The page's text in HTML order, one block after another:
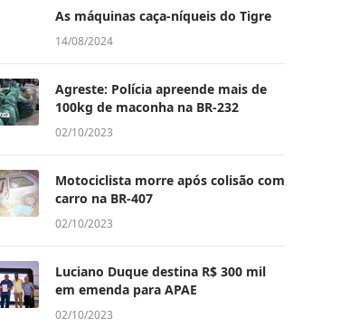
As máquinas caça-níqueis do Tigre
14/08/2024
Agreste: Polícia apreende mais de
100kg de maconha na BR-232
02/10/2023
Motociclista morre após colisão com
carro na BR-407
02/10/2023
Luciano Duque destina R$ 300 mil
em emenda para APAE
02/10/2023